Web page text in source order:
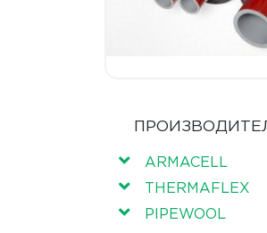
ARMACELL
THERMAFLEX
PIPEWOOL